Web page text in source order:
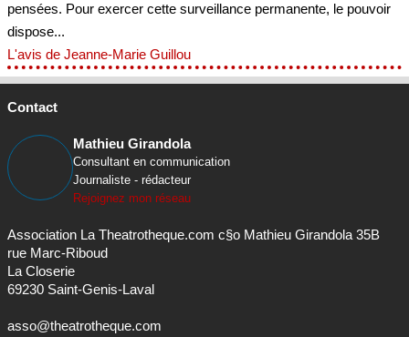
pensées. Pour exercer cette surveillance permanente, le pouvoir
dispose...
L'avis de Jeanne-Marie Guillou
Contact
Mathieu Girandola
Consultant en communication
Journaliste - rédacteur
Rejoignez mon réseau
Association La Theatrotheque.com c§o Mathieu Girandola 35B
rue Marc-Riboud
La Closerie
69230 Saint-Genis-Laval
asso@theatrotheque.com